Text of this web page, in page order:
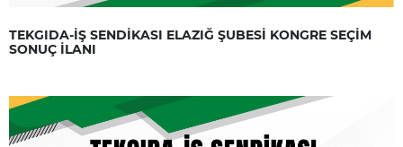
TEKGIDA-İŞ SENDİKASI ELAZIĞ ŞUBESİ KONGRE SEÇİM
SONUÇ İLANI